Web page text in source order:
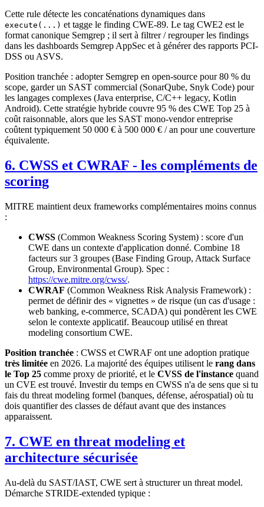
Cette rule détecte les concaténations dynamiques dans
execute(...) et tagge le finding CWE-89. Le tag CWE2 est le
format canonique Semgrep ; il sert à filtrer / regrouper les findings
dans les dashboards Semgrep AppSec et à générer des rapports PCI-
DSS ou ASVS.
Position tranchée : adopter Semgrep en open-source pour 80 % du
scope, garder un SAST commercial (SonarQube, Snyk Code) pour
les langages complexes (Java enterprise, C/C++ legacy, Kotlin
Android). Cette stratégie hybride couvre 95 % des CWE Top 25 à
coût raisonnable, alors que les SAST mono-vendor entreprise
coûtent typiquement 50 000 € à 500 000 € / an pour une couverture
équivalente.
6. CWSS et CWRAF - les compléments de
scoring
MITRE maintient deux frameworks complémentaires moins connus
:
CWSS (Common Weakness Scoring System) : score d'un
CWE dans un contexte d'application donné. Combine 18
facteurs sur 3 groupes (Base Finding Group, Attack Surface
Group, Environmental Group). Spec :
https://cwe.mitre.org/cwss/.
CWRAF (Common Weakness Risk Analysis Framework) :
permet de définir des « vignettes » de risque (un cas d'usage :
web banking, e-commerce, SCADA) qui pondèrent les CWE
selon le contexte applicatif. Beaucoup utilisé en threat
modeling consortium CWE.
Position tranchée : CWSS et CWRAF ont une adoption pratique
très limitée en 2026. La majorité des équipes utilisent le rang dans
le Top 25 comme proxy de priorité, et le CVSS de l'instance quand
un CVE est trouvé. Investir du temps en CWSS n'a de sens que si tu
fais du threat modeling formel (banques, défense, aérospatial) où tu
dois quantifier des classes de défaut avant que des instances
apparaissent.
7. CWE en threat modeling et
architecture sécurisée
Au-delà du SAST/IAST, CWE sert à structurer un threat model.
Démarche STRIDE-extended typique :